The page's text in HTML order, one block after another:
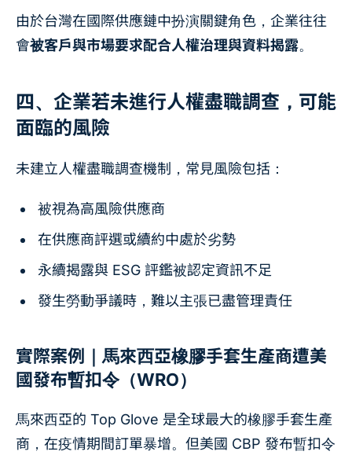
由於台灣在國際供應鏈中扮演關鍵角色，企業往往
會被客戶與市場要求配合人權治理與資料揭露。
四、企業若未進行人權盡職調查，可能
面臨的風險
未建立人權盡職調查機制，常見風險包括：
被視為高風險供應商
在供應商評選或續約中處於劣勢
永續揭露與 ESG 評鑑被認定資訊不足
發生勞動爭議時，難以主張已盡管理責任
實際案例｜馬來西亞橡膠手套生產商遭美
國發布暫扣令（WRO）
馬來西亞的 Top Glove 是全球最大的橡膠手套生產
商，在疫情期間訂單暴增。但美國 CBP 發布暫扣令